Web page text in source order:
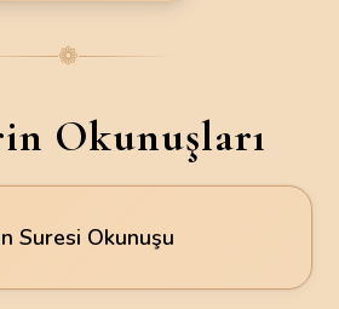
❁
Okunuşları
Suresi Okunuşu